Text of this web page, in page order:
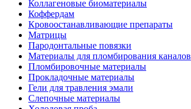
Коллагеновые биоматериалы
Коффердам
Кровоостанавливающие препараты
Матрицы
Пародонтальные повязки
Материалы для пломбирования каналов
Пломбировочные материалы
Прокладочные материалы
Гели для травления эмали
Слепочные материалы